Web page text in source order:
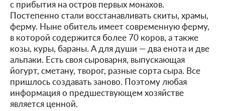
с прибытия на остров первых монахов.
Постепенно стали восстанавливать скиты, храмы,
ферму. Ныне обитель имеет современную ферму,
в которой содержится более 70 коров, а также
козы, куры, бараны. А для души — два енота и две
альпаки. Есть своя сыроварня, выпускающая
йогурт, сметану, творог, разные сорта сыра. Все
пришлось создавать заново. Поэтому любая
информация о предшествующем хозяйстве
является ценной.